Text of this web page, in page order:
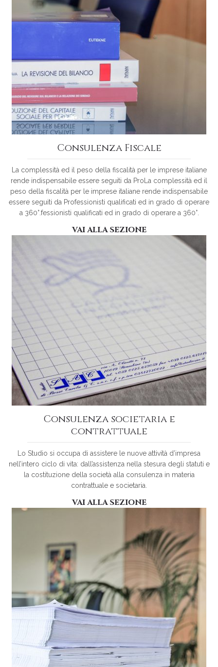
Consulenza Fiscale
La complessità ed il peso della fiscalità per le imprese italiane
rende indispensabile essere seguiti da ProLa complessità ed il
peso della fiscalità per le imprese italiane rende indispensabile
essere seguiti da Professionisti qualificati ed in grado di operare
a 360°.fessionisti qualificati ed in grado di operare a 360°.
VAI ALLA SEZIONE
Consulenza societaria e
contrattuale
Lo Studio si occupa di assistere le nuove attività d’impresa
nell’intero ciclo di vita: dall’assistenza nella stesura degli statuti e
la costituzione della società alla consulenza in materia
contrattuale e societaria.
VAI ALLA SEZIONE